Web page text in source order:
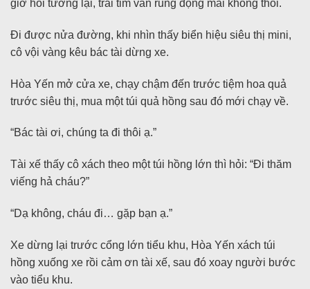
giờ hồi tưởng lại, trái tim vẫn rung động mãi không thôi.
Đi được nửa đường, khi nhìn thấy biển hiệu siêu thị mini,
cô vội vàng kêu bác tài dừng xe.
Hòa Yến mở cửa xe, chạy chậm đến trước tiệm hoa quả
trước siêu thị, mua một túi quả hồng sau đó mới chạy về.
“Bác tài ơi, chúng ta đi thôi ạ.”
Tài xế thấy cô xách theo một túi hồng lớn thì hỏi: “Đi thăm
viếng hả cháu?”
“Dạ không, cháu đi… gặp bạn ạ.”
Xe dừng lại trước cổng lớn tiểu khu, Hòa Yến xách túi
hồng xuống xe rồi cảm ơn tài xế, sau đó xoay người bước
vào tiểu khu.